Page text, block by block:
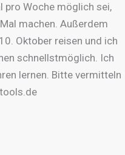
pro Woche möglich sei,
machen. Außerdem
Oktober reisen und ich
schnellstmöglich. Ich
lernen. Bitte vermitteln